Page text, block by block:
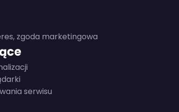
zgoda marketingowa
serwisu